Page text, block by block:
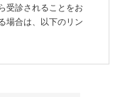
受診されることをお
場合は、以下のリン